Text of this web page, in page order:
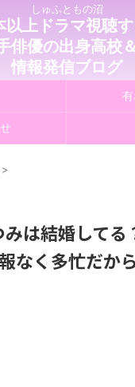
しゅふともの沼
上ドラマ視聴
俳優の出身高校
情報発信ブログ
>
は結婚してる
なく多忙だか